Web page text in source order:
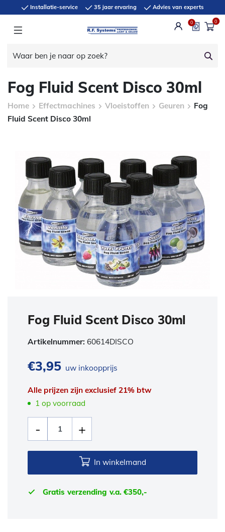
Installatie-service 35 jaar ervaring Advies van experts
0 0
Fog Fluid Scent Disco 30ml
Home Effectmachines Vloeistoffen Geuren
Fog
Fluid Scent Disco 30ml
Fog Fluid Scent Disco 30ml
Artikelnummer: 60614DISCO
€3,95 uw inkoopprijs
Alle prijzen zijn exclusief 21% btw
1 op voorraad
In winkelmand
Gratis verzending v.a. €350,-